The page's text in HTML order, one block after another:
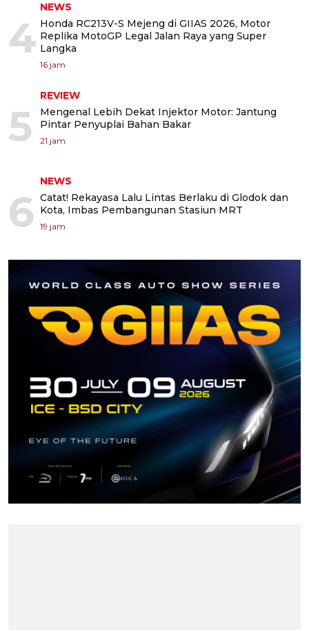
4
NEWS
Honda RC213V-S Mejeng di GIIAS 2026, Motor
Replika MotoGP Legal Jalan Raya yang Super
Langka
16 jam
5
REVIEW
Mengenal Lebih Dekat Injektor Motor: Jantung
Pintar Penyuplai Bahan Bakar
21 jam
6
NEWS
Catat! Rekayasa Lalu Lintas Berlaku di Glodok dan
Kota, Imbas Pembangunan Stasiun MRT
19 jam